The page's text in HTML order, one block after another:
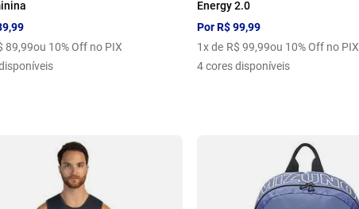
,99
89,99ou 10% Off no PIX
Energy 2.0
PorR$99,99
1x de R$ 99,99ou 10% Off no PIX
4cores disponíveis